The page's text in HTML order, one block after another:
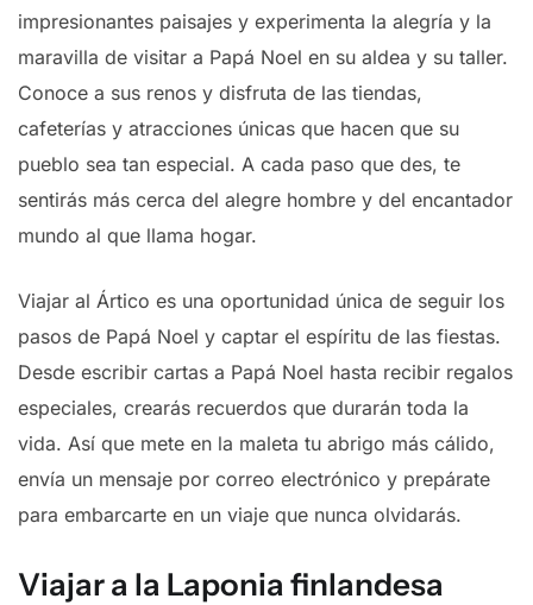
impresionantes paisajes y experimenta la alegría y la
maravilla de visitar a Papá Noel en su aldea y su taller.
Conoce a sus renos y disfruta de las tiendas,
cafeterías y atracciones únicas que hacen que su
pueblo sea tan especial. A cada paso que des, te
sentirás más cerca del alegre hombre y del encantador
mundo al que llama hogar.
Viajar al Ártico es una oportunidad única de seguir los
pasos de Papá Noel y captar el espíritu de las fiestas.
Desde escribir cartas a Papá Noel hasta recibir regalos
especiales, crearás recuerdos que durarán toda la
vida. Así que mete en la maleta tu abrigo más cálido,
envía un mensaje por correo electrónico y prepárate
para embarcarte en un viaje que nunca olvidarás.
Viajar a la Laponia finlandesa